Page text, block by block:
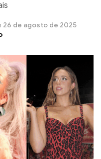
26 de agosto de 2025